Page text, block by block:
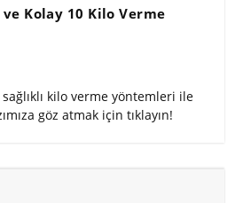
Kolay 10 Kilo Verme
kilo verme yöntemleri ile
göz atmak için tıklayın!